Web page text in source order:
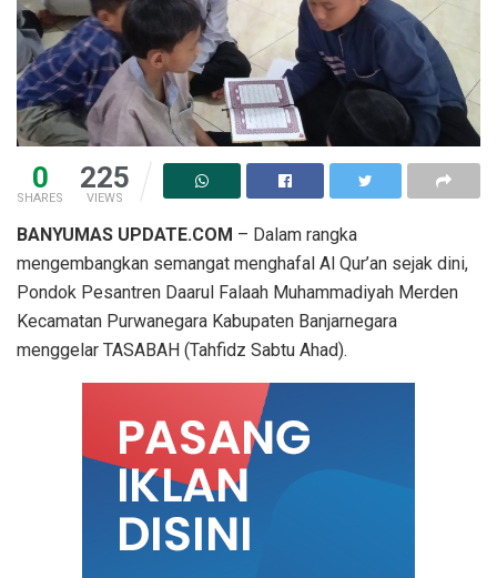
0
SHARES
225
VIEWS
BANYUMAS UPDATE.COM – Dalam rangka
mengembangkan semangat menghafal Al Qur’an sejak dini,
Pondok Pesantren Daarul Falaah Muhammadiyah Merden
Kecamatan Purwanegara Kabupaten Banjarnegara
menggelar TASABAH (Tahfidz Sabtu Ahad).